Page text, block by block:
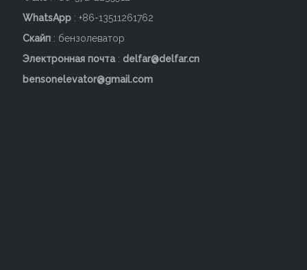
WhatsApp : +86-13511261762
Скайп : бензолеватор
Электронная почта: delfar@delfar.cn
bensonelevator@gmail.com